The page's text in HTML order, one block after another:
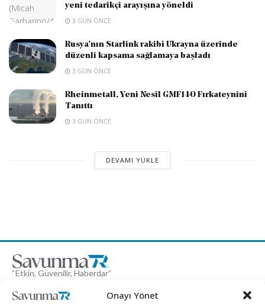
Onayı Yönet
yeni tedarikçi arayışına yöneldi
3 GÜN ÖNCE
Rusya’nın Starlink rakibi Ukrayna üzerinde
düzenli kapsama sağlamaya başladı
3 GÜN ÖNCE
Rheinmetall, Yeni Nesil GMF140 Fırkateynini
Tanıttı
3 GÜN ÖNCE
DEVAMI YÜKLE
“Etkin, Güvenilir, Haberdar”
+90 530 308 17 96